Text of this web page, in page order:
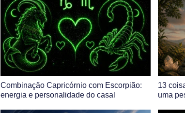
Combinação Capricórnio com Escorpião:
energia e personalidade do casal
13
uma